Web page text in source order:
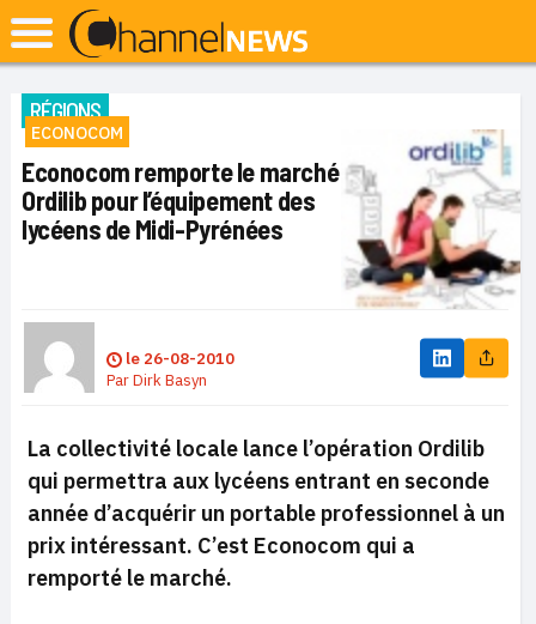
RÉGIONS
ECONOCOM
Econocom remporte le marché
Ordilib pour l’équipement des
lycéens de Midi-Pyrénées
le 26-08-2010
ParDirk Basyn
La collectivité locale lance l’opération Ordilib
qui permettra aux lycéens entrant en seconde
année d’acquérir un portable professionnel à un
prix intéressant. C’est Econocom qui a
remporté le marché.